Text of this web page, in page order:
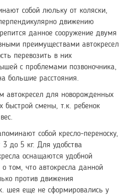
собой люльку от коляски,
движению
данное сооружение двумя
преимуществами автокресел
перевозить в них
с проблемами позвоночника,
большие расстояния.
автокресел для новорожденных
быстрой смены, т.к. ребенок
собой кресло-переноску,
3 до 5 кг. Для удобства
оснащаются удобной
том, что автокресла данной
против движения
шея еще не сформировались у